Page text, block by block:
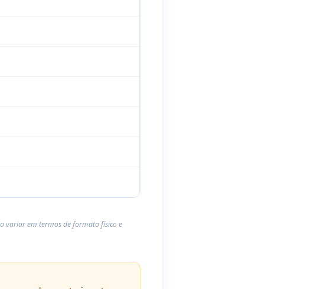
variar em termos de formato físico e